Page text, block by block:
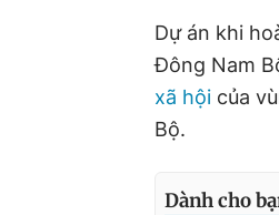
Dự án khi
Đông Nam
xã hội của
Bộ.